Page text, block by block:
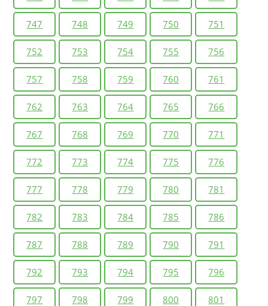
747 748 749 750 751
752 753 754 755 756
757 758 759 760 761
762 763 764 765 766
767 768 769 770 771
772 773 774 775 776
777 778 779 780 781
782 783 784 785 786
787 788 789 790 791
792 793 794 795 796
797 798 799 800 801